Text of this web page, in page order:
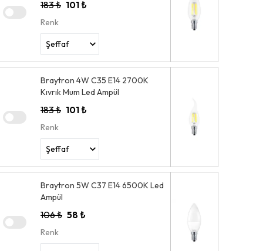
183 ₺ 101 ₺
Renk
Braytron 4W C35 E14 2700K
Kıvrık Mum Led Ampül
183 ₺ 101 ₺
Renk
Braytron 5W C37 E14 6500K Led
Ampül
106 ₺ 58 ₺
Renk